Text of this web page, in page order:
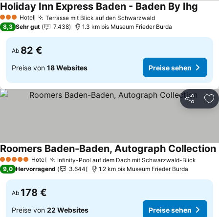
3 SterneHotel Terrasse mit Blick auf den SchwarzwaldPreise sehen
Holiday Inn Express Baden - Baden By Ihg
8,3 Sehr gut 7.438 1.3 km bis Museum Frieder Burda
Ab 82 €
Preise von 18 Websites Preise sehen
Teilen
5 Sterne Hotel Infinity-Pool auf dem Dach mit Schwarzwald-Blick
Roomers Baden-Baden, Autograph Collection
9,0 Hervorragend 3.644 1.2 km bis Museum Frieder Burda
Ab 178 €
Preise von 22 Websites Preise sehen